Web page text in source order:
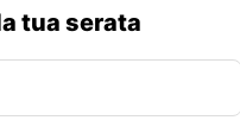
tua serata